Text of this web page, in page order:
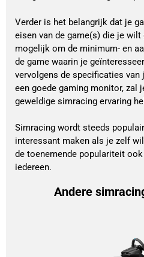
Verder is het belangrijk dat je
eisen van de game(s) die je
mogelijk om de minimum- en
de game waarin je
vervolgens de specificaties
een goede gaming monitor, zal
geweldige simracing ervaring
Simracing wordt steeds
interessant maken als je zelf
de toenemende populariteit
iedereen.
Andere